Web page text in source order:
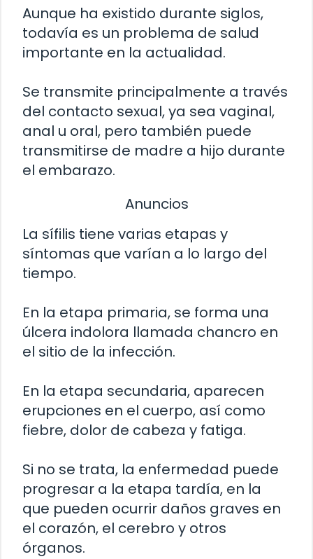
Aunque ha existido durante siglos,
todavía es un problema de salud
importante en la actualidad.
Se transmite principalmente a través
del contacto sexual, ya sea vaginal,
anal u oral, pero también puede
transmitirse de madre a hijo durante
el embarazo.
Anuncios
La sífilis tiene varias etapas y
síntomas que varían a lo largo del
tiempo.
En la etapa primaria, se forma una
úlcera indolora llamada chancro en
el sitio de la infección.
En la etapa secundaria, aparecen
erupciones en el cuerpo, así como
fiebre, dolor de cabeza y fatiga.
Si no se trata, la enfermedad puede
progresar a la etapa tardía, en la
que pueden ocurrir daños graves en
el corazón, el cerebro y otros
órganos.